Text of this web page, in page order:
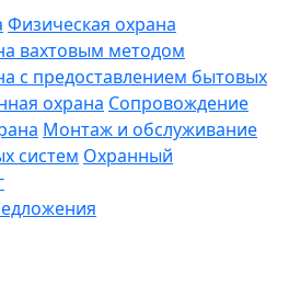
Физическая охрана
вахтовым методом
с предоставлением бытовых
охрана Сопровождение
Монтаж и обслуживание
систем Охранный